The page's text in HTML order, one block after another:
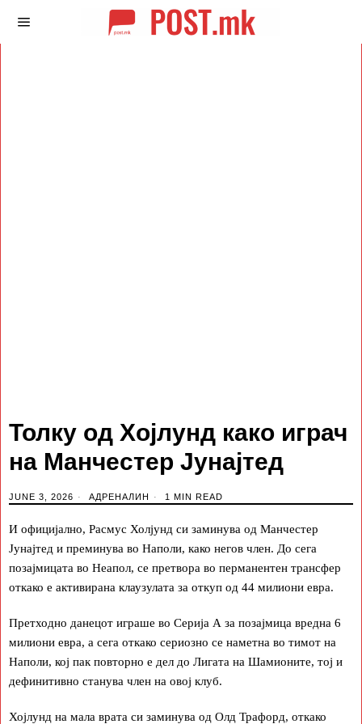
Толку од Хојлунд како играч
на Манчестер Јунајтед
JUNE 3, 2026 АДРЕНАЛИН 1 MIN READ
И официјално, Расмус Холјунд си заминува од Манчестер
Јунајтед и преминува во Наполи, како негов член. До сега
позајмицата во Неапол, се претвора во перманентен трансфер
откако е активирана клаузулата за откуп од 44 милиони евра.
Претходно данецот играше во Серија А за позајмица вредна 6
милиони евра, а сега откако сериозно се наметна во тимот на
Наполи, кој пак повторно е дел до Лигата на Шамионите, тој и
дефинитивно станува член на овој клуб.
Хојлунд на мала врата си заминува од Олд Трафорд, откако